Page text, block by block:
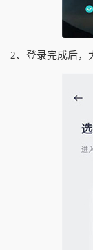
2、登录完成后，